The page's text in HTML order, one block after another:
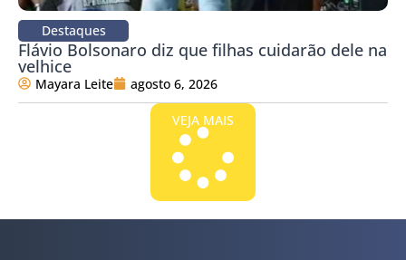
Destaques
Flávio Bolsonaro diz que filhas cuidarão dele na
velhice
Mayara Leite agosto 6, 2026
VEJA MAIS